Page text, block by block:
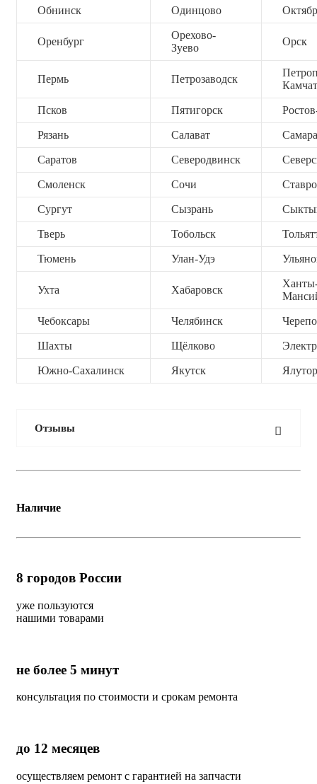
Обнинск Одинцово
Оренбург
Орехово-
Зуево
Орск
Пермь Петрозаводск
Псков Пятигорск
Рязань Салават Самара
Саратов Северодвинск
Смоленск Сочи
Сургут Сызрань
Тверь Тобольск
Тюмень Улан-Удэ
Ухта Хабаровск
Чебоксары Челябинск
Шахты Щёлково
Южно-Сахалинск Якутск
Отзывы
Наличие
8 городов России
уже пользуются
нашими товарами
не более 5 минут
консультация по стоимости и срокам ремонта
до 12 месяцев
осуществляем ремонт с гарантией на запчасти